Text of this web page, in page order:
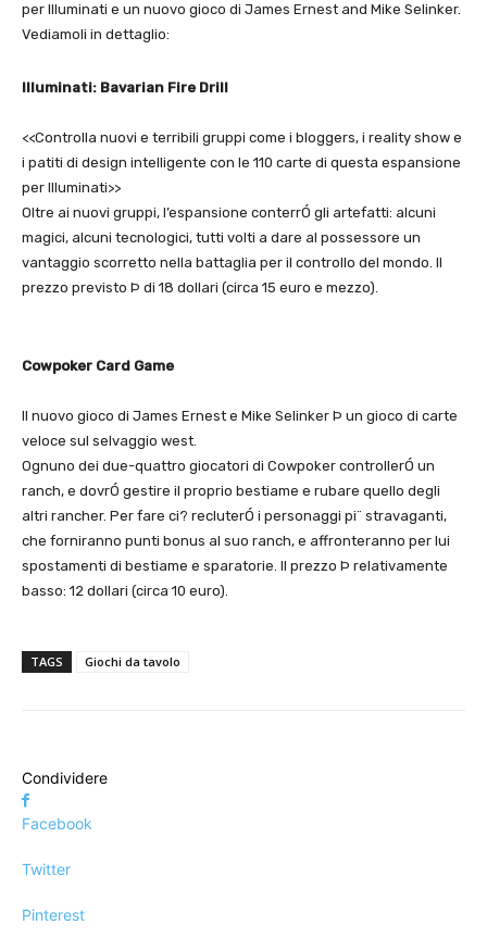
per Illuminati e un nuovo gioco di James Ernest and Mike Selinker.
Vediamoli in dettaglio:
Illuminati: Bavarian Fire Drill
<<Controlla nuovi e terribili gruppi come i bloggers, i reality show e
i patiti di design intelligente con le 110 carte di questa espansione
per Illuminati>>
Oltre ai nuovi gruppi, l’espansione conterrÓ gli artefatti: alcuni
magici, alcuni tecnologici, tutti volti a dare al possessore un
vantaggio scorretto nella battaglia per il controllo del mondo. Il
prezzo previsto Þ di 18 dollari (circa 15 euro e mezzo).
Cowpoker Card Game
Il nuovo gioco di James Ernest e Mike Selinker Þ un gioco di carte
veloce sul selvaggio west.
Ognuno dei due-quattro giocatori di Cowpoker controllerÓ un
ranch, e dovrÓ gestire il proprio bestiame e rubare quello degli
altri rancher. Per fare ci? recluterÓ i personaggi pi¨ stravaganti,
che forniranno punti bonus al suo ranch, e affronteranno per lui
spostamenti di bestiame e sparatorie. Il prezzo Þ relativamente
basso: 12 dollari (circa 10 euro).
TAGS Giochi da tavolo
Condividere
Facebook
Twitter
Pinterest